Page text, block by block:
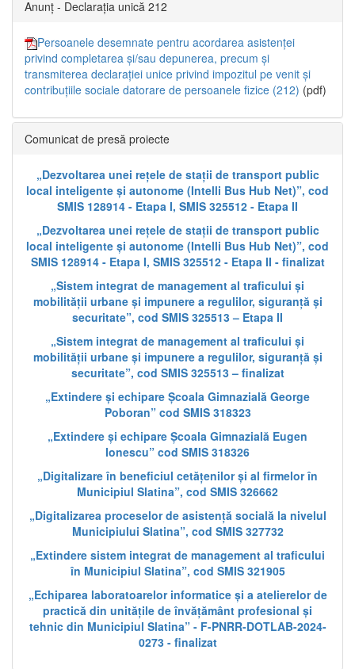
Anunț - Declarația unică 212
Persoanele desemnate pentru acordarea asistenței
privind completarea și/sau depunerea, precum și
transmiterea declarației unice privind impozitul pe venit și
contribuțiile sociale datorare de persoanele fizice (212) (pdf)
Comunicat de presă proiecte
„Dezvoltarea unei rețele de stații de transport public
local inteligente și autonome (Intelli Bus Hub Net)”, cod
SMIS 128914 - Etapa I, SMIS 325512 - Etapa II
„Dezvoltarea unei rețele de stații de transport public
local inteligente și autonome (Intelli Bus Hub Net)”, cod
SMIS 128914 - Etapa I, SMIS 325512 - Etapa II - finalizat
„Sistem integrat de management al traficului și
mobilității urbane și impunere a regulilor, siguranță și
securitate”, cod SMIS 325513 – Etapa II
„Sistem integrat de management al traficului și
mobilității urbane și impunere a regulilor, siguranță și
securitate”, cod SMIS 325513 – finalizat
„Extindere și echipare Școala Gimnazială George
Poboran” cod SMIS 318323
„Extindere și echipare Școala Gimnazială Eugen
Ionescu” cod SMIS 318326
„Digitalizare în beneficiul cetățenilor și al firmelor în
Municipiul Slatina”, cod SMIS 326662
„Digitalizarea proceselor de asistență socială la nivelul
Municipiului Slatina”, cod SMIS 327732
„Extindere sistem integrat de management al traficului
în Municipiul Slatina”, cod SMIS 321905
„Echiparea laboratoarelor informatice și a atelierelor de
practică din unitățile de învățământ profesional și
tehnic din Municipiul Slatina” - F-PNRR-DOTLAB-2024-
0273 - finalizat